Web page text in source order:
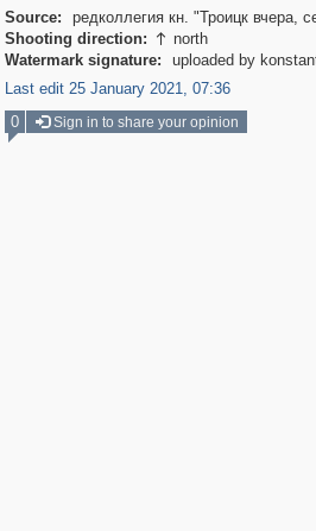
Source:
редколлегия кн. "Троицк вчера,
Shooting direction:  north
Watermark signature:
uploaded by
Last edit 25 January 2021, 07:36
0
Sign in to share your opinion